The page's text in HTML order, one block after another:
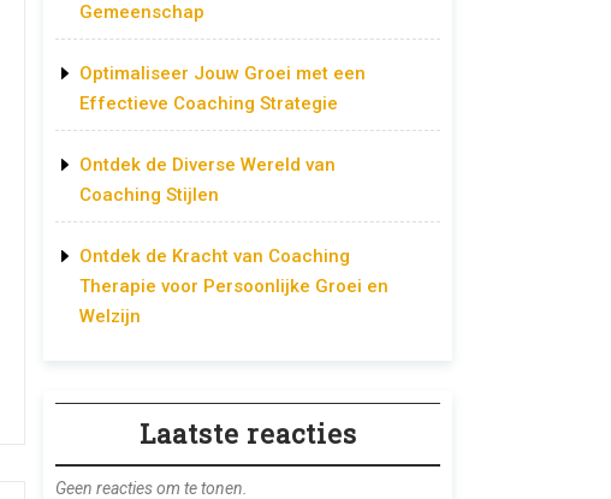
Gemeenschap
Optimaliseer Jouw Groei met een
Effectieve Coaching Strategie
Ontdek de Diverse Wereld van
Coaching Stijlen
Ontdek de Kracht van Coaching
Therapie voor Persoonlijke Groei en
Welzijn
Laatste reacties
Geen reacties om te tonen.